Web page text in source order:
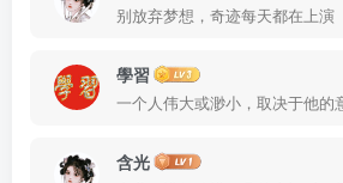
别放弃梦想，奇迹每天都在上演
學習
一个人伟大或渺小，取决于他的
含光